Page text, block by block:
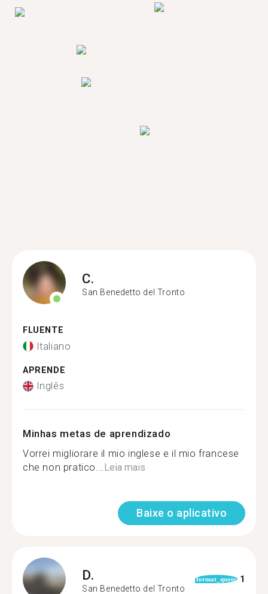
C.
San Benedetto del Tronto
FLUENTE
Italiano
APRENDE
Inglês
Minhas metas de aprendizado
Vorrei migliorare il mio inglese e il mio francese
che non pratico...Leia mais
Baixe o aplicativo
D.
San Benedetto del Tronto
format_quote 1